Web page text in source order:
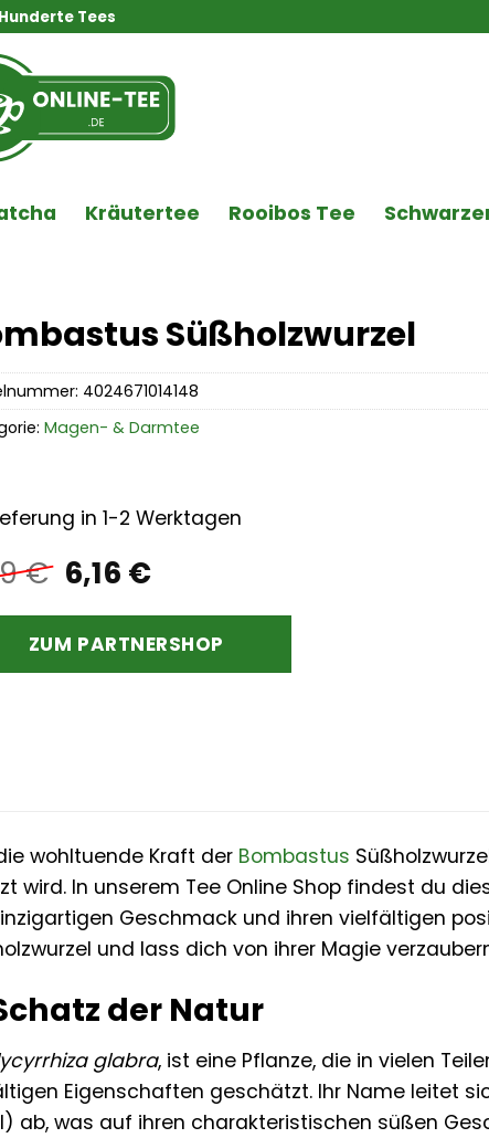
Hunderte Tees
Kräutertee Rooibos Tee
Süßholzwurzel
€ Ursprünglicher
Preis
war:
7,79 €
6,16 €Aktueller
ist:
6,16 €.
in 1-2 Werktagen
ZUM PARTNERSHOP
4024671014148
Magen- & Darmtee
wohltuende Kraft der Bombastus
In unserem Tee Online Shop findest du
Geschmack und ihren vielfältigen
und lass dich von ihrer Magie
der Natur
glabra, ist eine Pflanze, die in vielen
Eigenschaften geschätzt. Ihr Name leitet
ab, was auf ihren charakteristischen süßen